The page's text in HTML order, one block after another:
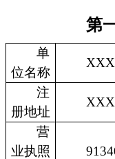
第
单
位名称
注
册地址
营
业执照